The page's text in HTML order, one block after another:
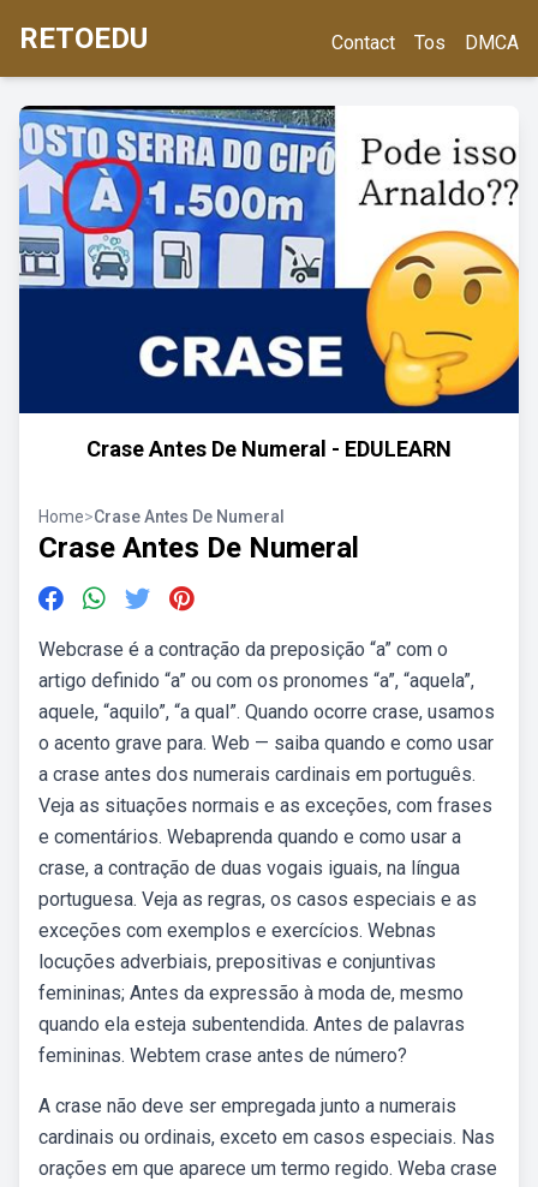
RETOEDU Contact Tos DMCA
Crase Antes De Numeral - EDULEARN
Home>Crase Antes De Numeral
Crase Antes De Numeral
Webcrase é a contração da preposição “a” com o
artigo definido “a” ou com os pronomes “a”, “aquela”,
aquele, “aquilo”, “a qual”. Quando ocorre crase, usamos
o acento grave para. Web — saiba quando e como usar
a crase antes dos numerais cardinais em português.
Veja as situações normais e as exceções, com frases
e comentários. Webaprenda quando e como usar a
crase, a contração de duas vogais iguais, na língua
portuguesa. Veja as regras, os casos especiais e as
exceções com exemplos e exercícios. Webnas
locuções adverbiais, prepositivas e conjuntivas
femininas; Antes da expressão à moda de, mesmo
quando ela esteja subentendida. Antes de palavras
femininas. Webtem crase antes de número?
A crase não deve ser empregada junto a numerais
cardinais ou ordinais, exceto em casos especiais. Nas
orações em que aparece um termo regido. Weba crase